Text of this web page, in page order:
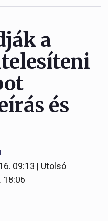
a
és
09:13 | Utolsó
18:06